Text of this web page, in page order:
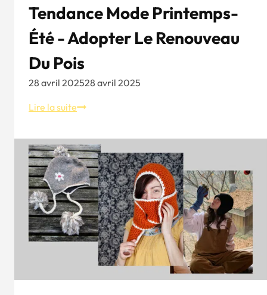
4
looks
chics
Tendance Mode Printemps-
Été - Adopter Le Renouveau
Du Pois
28 avril 202528 avril 2025
Lire la suiteTendance
printemps-
été
-
Adopter
le
renouveau
du
pois